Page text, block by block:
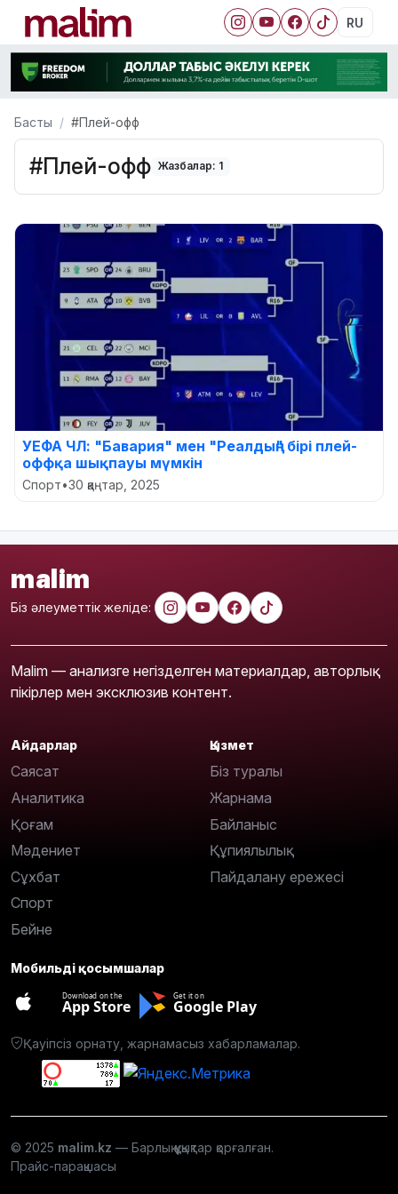
RU
Басты #Плей-офф
#Плей-офф Жазбалар: 1
УЕФА ЧЛ: "Бавария" мен "Реалдың" бірі плей-
оффқа шықпауы мүмкін
Спорт•30 қаңтар, 2025
malim
Біз әлеуметтік желіде:
Malim — анализге негізделген материалдар, авторлық
пікірлер мен эксклюзив контент.
Айдарлар
Саясат
Аналитика
Қоғам
Мәдениет
Сұхбат
Спорт
Бейне
Қызмет
Біз туралы
Жарнама
Байланыс
Құпиялылық
Пайдалану ережесі
Мобильді қосымшалар
Download on the
App Store
Get it on
Google Play
Қауіпсіз орнату, жарнамасыз хабарламалар.
© 2025 malim.kz — Барлық құқықтар қорғалған.
Прайс-парақшасы